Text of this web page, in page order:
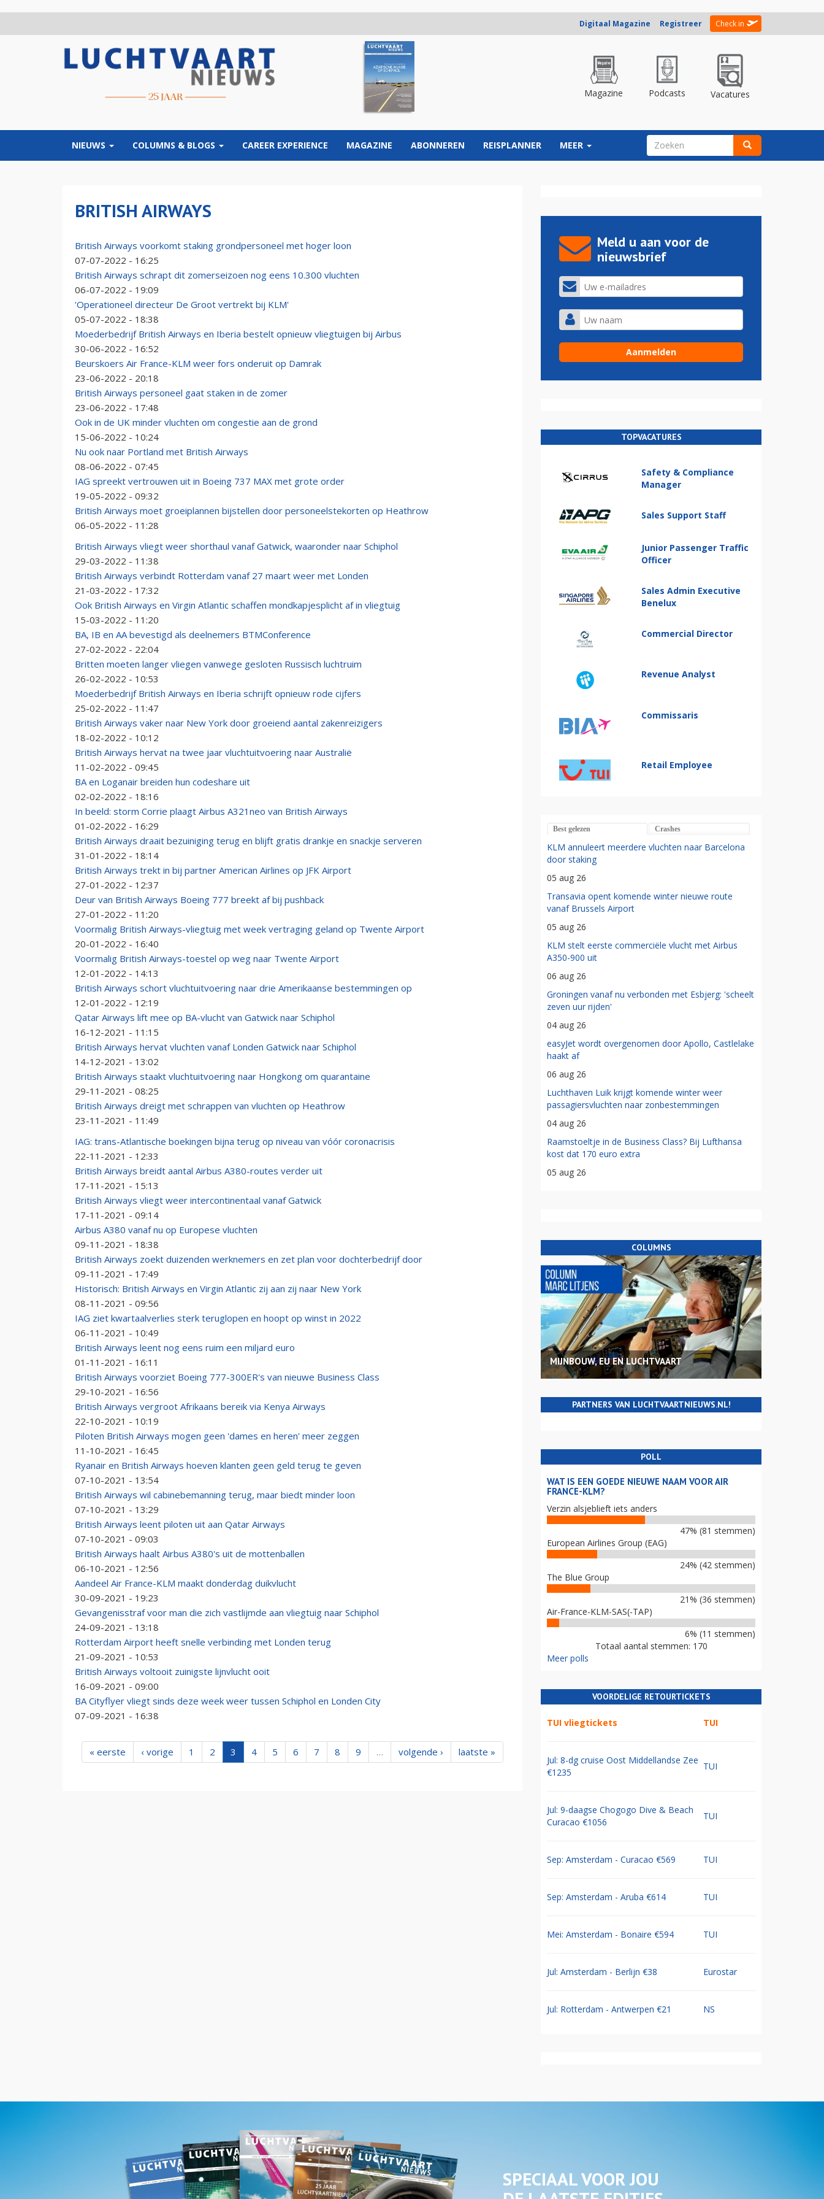
Digitaal Magazine Registreer Check in
Magazine Podcasts Vacatures
NIEUWS COLUMNS & BLOGS CAREER EXPERIENCE MAGAZINE ABONNEREN REISPLANNER MEER ZOEKVELD
BRITISH AIRWAYS
British Airways voorkomt staking grondpersoneel met hoger loon
07-07-2022 - 16:25
British Airways schrapt dit zomerseizoen nog eens 10.300 vluchten
06-07-2022 - 19:09
'Operationeel directeur De Groot vertrekt bij KLM'
05-07-2022 - 18:38
Moederbedrijf British Airways en Iberia bestelt opnieuw vliegtuigen bij Airbus
30-06-2022 - 16:52
Beurskoers Air France-KLM weer fors onderuit op Damrak
23-06-2022 - 20:18
British Airways personeel gaat staken in de zomer
23-06-2022 - 17:48
Ook in de UK minder vluchten om congestie aan de grond
15-06-2022 - 10:24
Nu ook naar Portland met British Airways
08-06-2022 - 07:45
IAG spreekt vertrouwen uit in Boeing 737 MAX met grote order
19-05-2022 - 09:32
British Airways moet groeiplannen bijstellen door personeelstekorten op Heathrow
06-05-2022 - 11:28
British Airways vliegt weer shorthaul vanaf Gatwick, waaronder naar Schiphol
29-03-2022 - 11:38
British Airways verbindt Rotterdam vanaf 27 maart weer met Londen
21-03-2022 - 17:32
Ook British Airways en Virgin Atlantic schaffen mondkapjesplicht af in vliegtuig
15-03-2022 - 11:20
BA, IB en AA bevestigd als deelnemers BTMConference
27-02-2022 - 22:04
Britten moeten langer vliegen vanwege gesloten Russisch luchtruim
26-02-2022 - 10:53
Moederbedrijf British Airways en Iberia schrijft opnieuw rode cijfers
25-02-2022 - 11:47
British Airways vaker naar New York door groeiend aantal zakenreizigers
18-02-2022 - 10:12
British Airways hervat na twee jaar vluchtuitvoering naar Australië
11-02-2022 - 09:45
BA en Loganair breiden hun codeshare uit
02-02-2022 - 18:16
In beeld: storm Corrie plaagt Airbus A321neo van British Airways
01-02-2022 - 16:29
British Airways draait bezuiniging terug en blijft gratis drankje en snackje serveren
31-01-2022 - 18:14
British Airways trekt in bij partner American Airlines op JFK Airport
27-01-2022 - 12:37
Deur van British Airways Boeing 777 breekt af bij pushback
27-01-2022 - 11:20
Voormalig British Airways-vliegtuig met week vertraging geland op Twente Airport
20-01-2022 - 16:40
Voormalig British Airways-toestel op weg naar Twente Airport
12-01-2022 - 14:13
British Airways schort vluchtuitvoering naar drie Amerikaanse bestemmingen op
12-01-2022 - 12:19
Qatar Airways lift mee op BA-vlucht van Gatwick naar Schiphol
16-12-2021 - 11:15
British Airways hervat vluchten vanaf Londen Gatwick naar Schiphol
14-12-2021 - 13:02
British Airways staakt vluchtuitvoering naar Hongkong om quarantaine
29-11-2021 - 08:25
British Airways dreigt met schrappen van vluchten op Heathrow
23-11-2021 - 11:49
IAG: trans-Atlantische boekingen bijna terug op niveau van vóór coronacrisis
22-11-2021 - 12:33
British Airways breidt aantal Airbus A380-routes verder uit
17-11-2021 - 15:13
British Airways vliegt weer intercontinentaal vanaf Gatwick
17-11-2021 - 09:14
Airbus A380 vanaf nu op Europese vluchten
09-11-2021 - 18:38
British Airways zoekt duizenden werknemers en zet plan voor dochterbedrijf door
09-11-2021 - 17:49
Historisch: British Airways en Virgin Atlantic zij aan zij naar New York
08-11-2021 - 09:56
IAG ziet kwartaalverlies sterk teruglopen en hoopt op winst in 2022
06-11-2021 - 10:49
British Airways leent nog eens ruim een miljard euro
01-11-2021 - 16:11
British Airways voorziet Boeing 777-300ER's van nieuwe Business Class
29-10-2021 - 16:56
British Airways vergroot Afrikaans bereik via Kenya Airways
22-10-2021 - 10:19
Piloten British Airways mogen geen 'dames en heren' meer zeggen
11-10-2021 - 16:45
Ryanair en British Airways hoeven klanten geen geld terug te geven
07-10-2021 - 13:54
British Airways wil cabinebemanning terug, maar biedt minder loon
07-10-2021 - 13:29
British Airways leent piloten uit aan Qatar Airways
07-10-2021 - 09:03
British Airways haalt Airbus A380's uit de mottenballen
06-10-2021 - 12:56
Aandeel Air France-KLM maakt donderdag duikvlucht
30-09-2021 - 19:23
Gevangenisstraf voor man die zich vastlijmde aan vliegtuig naar Schiphol
24-09-2021 - 13:18
Rotterdam Airport heeft snelle verbinding met Londen terug
21-09-2021 - 10:53
British Airways voltooit zuinigste lijnvlucht ooit
16-09-2021 - 09:00
BA Cityflyer vliegt sinds deze week weer tussen Schiphol en Londen City
07-09-2021 - 16:38
« eerste ‹ vorige 1 2 3 4 5 6 7 8 9 … volgende › laatste »
Meld u aan voor de
nieuwsbrief
TOPVACATURES
Safety & Compliance
Manager
Sales Support Staff
Junior Passenger Traffic
Officer
Sales Admin Executive
Benelux
Commercial Director
Revenue Analyst
Commissaris
Retail Employee
Best gelezen Crashes
KLM annuleert meerdere vluchten naar Barcelona
door staking
05 aug 26
Transavia opent komende winter nieuwe route
vanaf Brussels Airport
05 aug 26
KLM stelt eerste commerciële vlucht met Airbus
A350-900 uit
06 aug 26
Groningen vanaf nu verbonden met Esbjerg: 'scheelt
zeven uur rijden'
04 aug 26
easyJet wordt overgenomen door Apollo, Castlelake
haakt af
06 aug 26
Luchthaven Luik krijgt komende winter weer
passagiersvluchten naar zonbestemmingen
04 aug 26
Raamstoeltje in de Business Class? Bij Lufthansa
kost dat 170 euro extra
05 aug 26
COLUMNS
MIJNBOUW, EU EN LUCHTVAART
PARTNERS VAN LUCHTVAARTNIEUWS.NL!
POLL
WAT IS EEN GOEDE NIEUWE NAAM VOOR AIR
FRANCE-KLM?
Verzin alsjeblieft iets anders
47% (81 stemmen)
European Airlines Group (EAG)
24% (42 stemmen)
The Blue Group
21% (36 stemmen)
Air-France-KLM-SAS(-TAP)
6% (11 stemmen)
Totaal aantal stemmen: 170
Meer polls
VOORDELIGE RETOURTICKETS
TUI vliegtickets TUI
Jul: 8-dg cruise Oost Middellandse Zee
€1235
TUI
Jul: 9-daagse Chogogo Dive & Beach
Curacao €1056
TUI
Sep: Amsterdam - Curacao €569 TUI
Sep: Amsterdam - Aruba €614 TUI
Mei: Amsterdam - Bonaire €594 TUI
Jul: Amsterdam - Berlijn €38 Eurostar
Jul: Rotterdam - Antwerpen €21 NS
SPECIAAL VOOR JOU